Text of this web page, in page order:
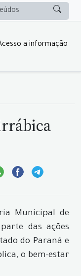
a informação
Municipal de
das ações
do Paraná e
o bem-estar